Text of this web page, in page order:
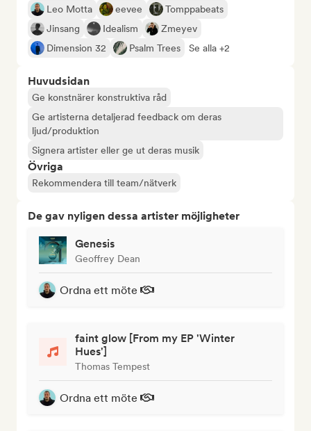
Leo Motta eevee
Tomppabeats
Jinsang
Idealism
Zmeyev
Dimension 32
Psalm Trees Se alla +2
Huvudsidan
Ge konstnärer konstruktiva råd
Ge artisterna detaljerad feedback om deras
ljud/produktion
Signera artister eller ge ut deras musik
Övriga
Rekommendera till team/nätverk
De gav nyligen dessa artister möjligheter
Genesis
Geoffrey Dean
Ordna ett möte
faint glow [From my EP 'Winter
Hues']
Thomas Tempest
Ordna ett möte